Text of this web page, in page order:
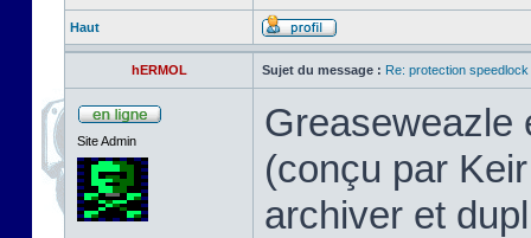
Haut
hERMOL Sujet du message : Re: protection
Site Admin
Greaseweazle
(conçu par
archiver et